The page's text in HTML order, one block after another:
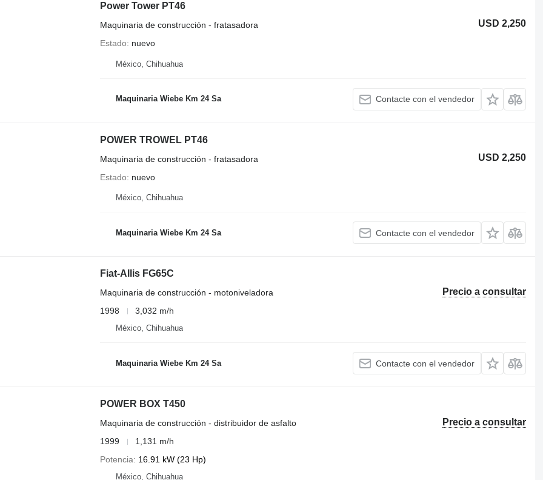
Power Tower PT46
USD 2,250
Maquinaria de construcción - fratasadora
Estado
nuevo
México, Chihuahua
Maquinaria Wiebe Km 24 Sa Contacte con el vendedor
POWER TROWEL PT46
USD 2,250
Maquinaria de construcción - fratasadora
Estado
nuevo
México, Chihuahua
Maquinaria Wiebe Km 24 Sa Contacte con el vendedor
Fiat-Allis FG65C
Precio a consultar
Maquinaria de construcción - motoniveladora
1998
3,032 m/h
México, Chihuahua
Maquinaria Wiebe Km 24 Sa Contacte con el vendedor
POWER BOX T450
Precio a consultar
Maquinaria de construcción - distribuidor de asfalto
1999
1,131 m/h
Potencia 16.91 kW (23 Hp)
México, Chihuahua